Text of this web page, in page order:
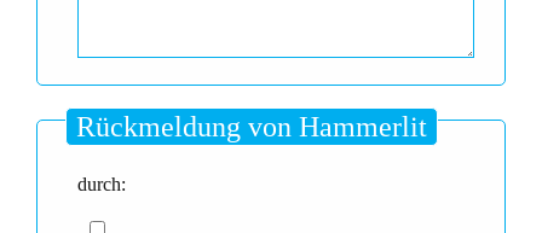
Rückmeldung von Hammerlit
durch: